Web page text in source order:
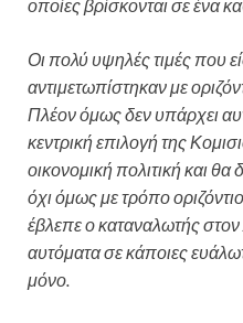
οποίες βρίσκονται σε ένα
Οι πολύ υψηλές τιμές που
αντιμετωπίστηκαν με
Πλέον όμως δεν υπάρχει
κεντρική επιλογή της
οικονομική πολιτική και θα
όχι όμως με τρόπο
έβλεπε ο καταναλωτής
αυτόματα σε κάποιες
μόνο.